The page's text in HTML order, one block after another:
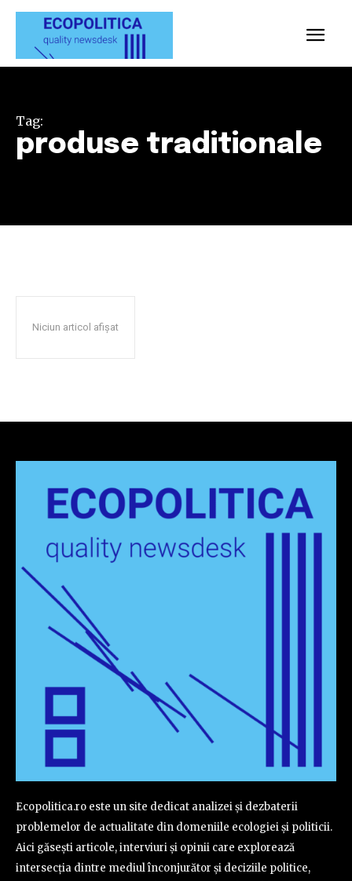
Tag:
produse traditionale
Niciun articol afișat
Ecopolitica.ro este un site dedicat analizei și dezbaterii
problemelor de actualitate din domeniile ecologiei și politicii.
Aici găsești articole, interviuri și opinii care explorează
intersecția dintre mediul înconjurător și deciziile politice,